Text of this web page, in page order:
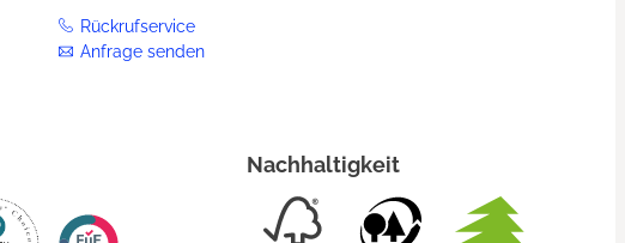
Rückrufservice
Anfrage senden
Nachhaltigkeit